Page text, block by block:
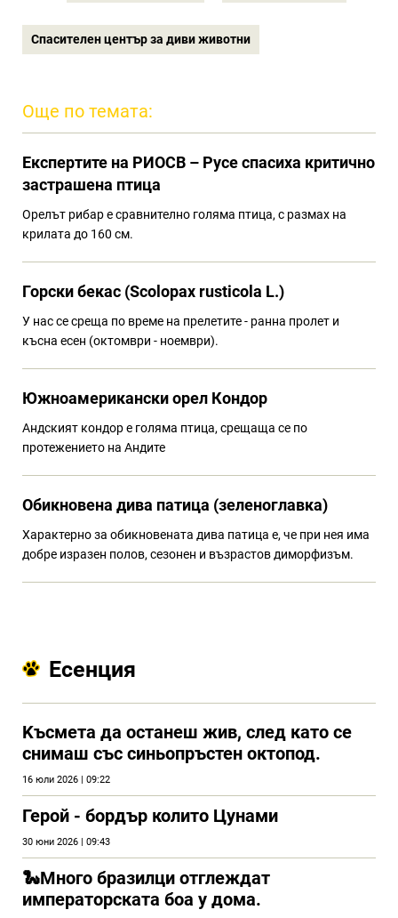
Спасителен център за диви животни
Още по темата:
Eкспертите на РИОСВ – Русе спасиха критично
застрашена птица
Орелът рибар е сравнително голяма птица, с размах на
крилата до 160 см.
Горски бекас (Scolopax rusticola L.)
У нас се среща по време на прелетите - ранна пролет и
късна есен (октомври - ноември).
Южноамерикански орел Кондор
Андският кондор е голяма птица, срещаща се по
протежението на Андите
Обикновена дива патица (зеленоглавка)
Характерно за обикновената дива патица е, че при нея има
добре изразен полов, сезонен и възрастов диморфизъм.
Есенция
Kъсмета да останеш жив, след като се
снимаш със синьопръстен октопод.
16 юли 2026 | 09:22
Герой - бордър колито Цунами
30 юни 2026 | 09:43
🐍Много бразилци отглеждат
императорската боа у дома.